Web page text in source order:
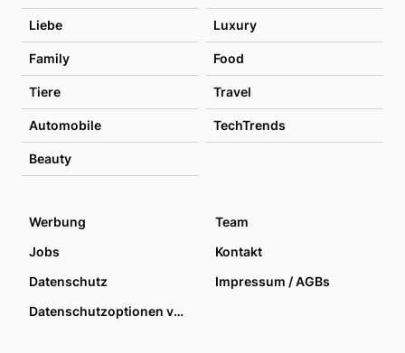
Liebe Luxury
Family Food
Tiere Travel
Automobile TechTrends
Beauty
Werbung
Team
Jobs
Kontakt
Datenschutz
Impressum / AGBs
Datenschutzoptionen verwalten